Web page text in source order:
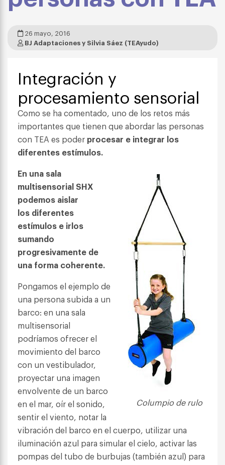
26 mayo, 2016
BJ Adaptaciones y Silvia Sáez (TEAyudo)
Integración y
procesamiento sensorial
Como se ha comentado, uno de los retos más
importantes que tienen que abordar las personas
con TEA es poder procesar e integrar los
diferentes estímulos.
Columpio de rulo
En una sala
multisensorial SHX
podemos aislar
los diferentes
estímulos e irlos
sumando
progresivamente de
una forma coherente.
Pongamos el ejemplo de
una persona subida a un
barco: en una sala
multisensorial
podríamos ofrecer el
movimiento del barco
con un vestibulador,
proyectar una imagen
envolvente de un barco
en el mar, oír el sonido,
sentir el viento, notar la
vibración del barco en el cuerpo, utilizar una
iluminación azul para simular el cielo, activar las
pompas del tubo de burbujas (también azul) para